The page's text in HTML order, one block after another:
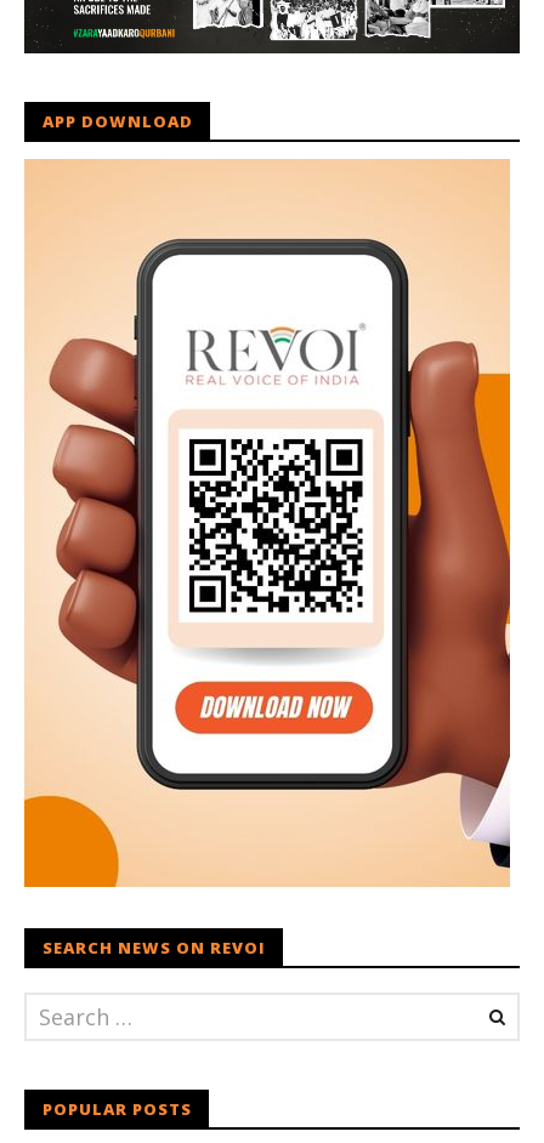
APP DOWNLOAD
SEARCH NEWS ON REVOI
POPULAR POSTS